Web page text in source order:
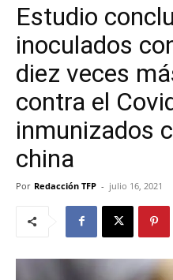
Estudio
inoculados
diez veces
contra el
inmunizados
china
Por Redacción TFP - julio 16, 2021